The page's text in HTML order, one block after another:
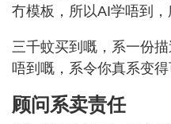
冇模板，所以AI学唔到，
三千蚊买到嘅，系一份
唔到嘅，系令你真系变得
顾问系卖责任